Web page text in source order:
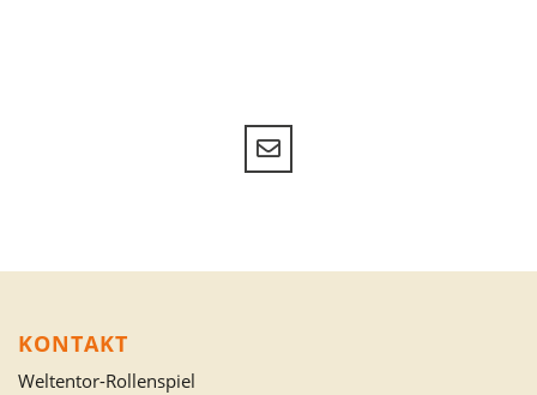
KONTAKT
Weltentor-Rollenspiel